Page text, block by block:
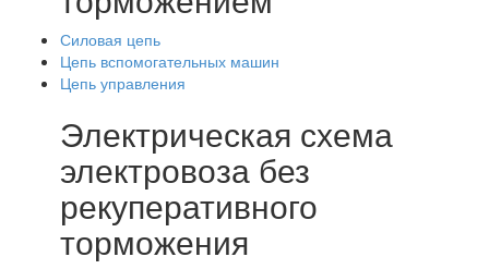
Силовая цепь
Цепь вспомогательных машин
Цепь управления
Электрическая схема
электровоза без
рекуперативного
торможения